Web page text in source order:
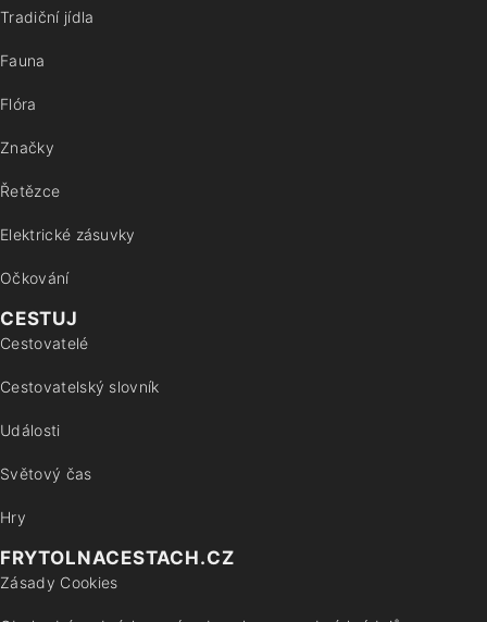
Tradiční jídla
Fauna
Flóra
Značky
Řetězce
Elektrické zásuvky
Očkování
CESTUJ
Cestovatelé
Cestovatelský slovník
Události
Světový čas
Hry
FRYTOLNACESTACH.CZ
Zásady Cookies